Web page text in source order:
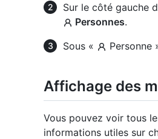
Sur le côté gauche
Personnes.
Sous «
Personne
Affichage des
Vous pouvez voir tous
informations utiles sur